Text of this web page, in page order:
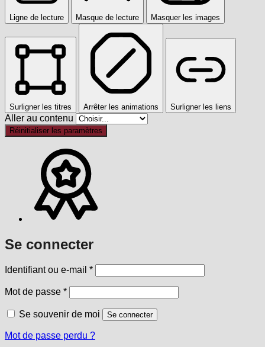
Ligne de lecture Masque de lecture Masquer les images
Surligner les titres Arrêter les animations Surligner les liens
Aller au contenu
Réinitialiser les paramètres
Se connecter
Identifiant ou e-mail *Obligatoire
Mot de passe *Obligatoire
Se souvenir de moi Se connecter
Mot de passe perdu ?